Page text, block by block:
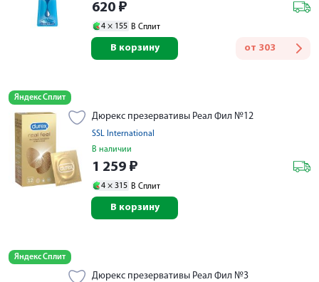
620 ₽
4 × 155 В Сплит
от 303
В корзину
Яндекс Сплит
Дюрекс презервативы Реал Фил №12
SSL International
В наличии
1 259 ₽
4 × 315 В Сплит
В корзину
Яндекс Сплит
Дюрекс презервативы Реал Фил №3